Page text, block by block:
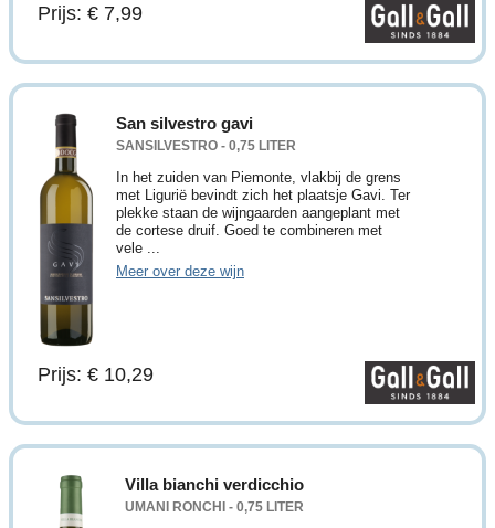
Prijs: € 7,99
San silvestro gavi
SANSILVESTRO - 0,75 LITER
In het zuiden van Piemonte, vlakbij de grens
met Ligurië bevindt zich het plaatsje Gavi. Ter
plekke staan de wijngaarden aangeplant met
de cortese druif. Goed te combineren met
vele ...
Meer over deze wijn
Prijs: € 10,29
Villa bianchi verdicchio
UMANI RONCHI - 0,75 LITER